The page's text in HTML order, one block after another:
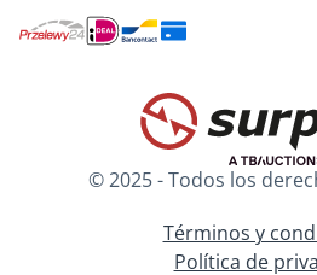
© 2025 - Todos los
Términos y
Política de